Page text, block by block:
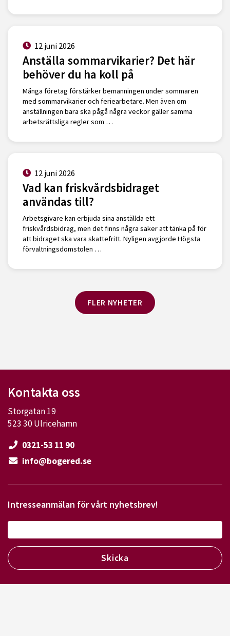
12 juni 2026
Anställa sommarvikarier? Det här
behöver du ha koll på
Många företag förstärker bemanningen under sommaren
med sommarvikarier och feriearbetare. Men även om
anställningen bara ska pågå några veckor gäller samma
arbetsrättsliga regler som …
12 juni 2026
Vad kan friskvårdsbidraget
användas till?
Arbetsgivare kan erbjuda sina anställda ett
friskvårdsbidrag, men det finns några saker att tänka på för
att bidraget ska vara skattefritt. Nyligen avgjorde Högsta
förvaltningsdomstolen …
FLER NYHETER
Kontakta oss
Storgatan 19
523 30 Ulricehamn
0321-53 11 90
info@bogered.se
Intresseanmälan för vårt nyhetsbrev!